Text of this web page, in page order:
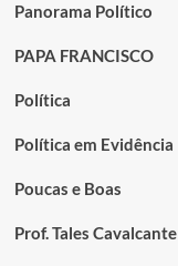
Panorama Político
PAPA FRANCISCO
Política
Política em Evidência
Poucas e Boas
Prof. Tales Cavalcante